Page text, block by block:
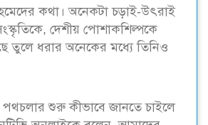
কথা। অনেকটা চড়াই-উৎরাই
দেশীয় পোশাকশিল্পকে
তুলে ধরার অনেকের মধ্যে তিনিও
পথচলার শুরু কীভাবে জানতে চাইলে